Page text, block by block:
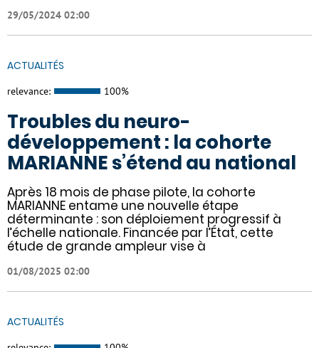
29/05/2024 02:00
ACTUALITÉS
relevance: 100%
Troubles du neuro-
développement : la cohorte
MARIANNE s’étend au national
Après 18 mois de phase pilote, la cohorte
MARIANNE entame une nouvelle étape
déterminante : son déploiement progressif à
l’échelle nationale. Financée par l’État, cette
étude de grande ampleur vise à
01/08/2025 02:00
ACTUALITÉS